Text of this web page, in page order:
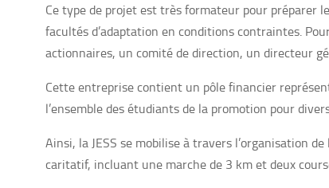
Ce type de projet est très formateur pour préparer
facultés d’adaptation en conditions contraintes.
actionnaires, un comité de direction, un directeur
Cette entreprise contient un pôle financier
l’ensemble des étudiants de la promotion pour
Ainsi, la JESS se mobilise à travers l’organisation
caritatif, incluant une marche de 3 km et deux